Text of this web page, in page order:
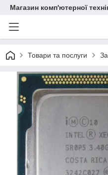
Магазин комп'ютерної
Товари та послуги